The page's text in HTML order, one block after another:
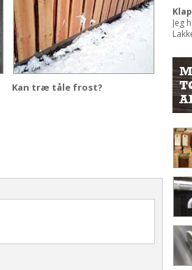
Kan træ tåle frost?
Jeg